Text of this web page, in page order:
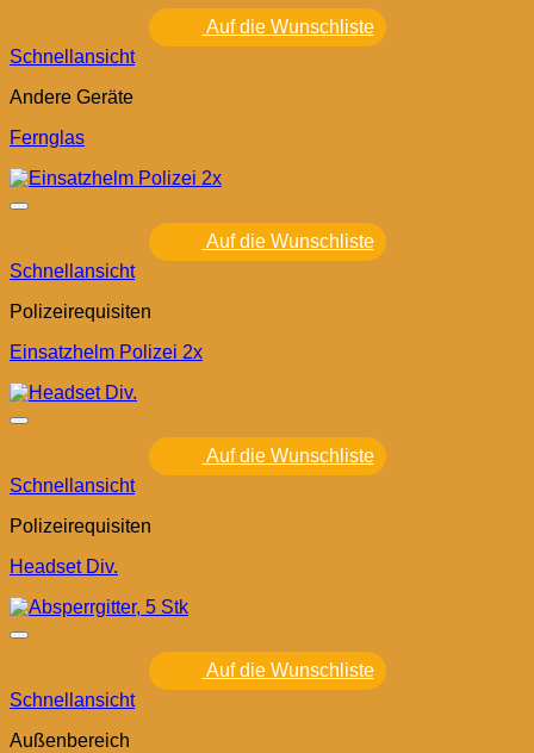
Auf die Wunschliste
Schnellansicht
Andere Geräte
Fernglas
Auf die Wunschliste
Schnellansicht
Polizeirequisiten
Einsatzhelm Polizei 2x
Auf die Wunschliste
Schnellansicht
Polizeirequisiten
Headset Div.
Auf die Wunschliste
Schnellansicht
Außenbereich